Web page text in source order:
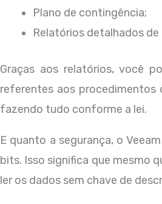
Plano de contingência;
Relatórios detalhados
Graças aos relatórios, você
referentes aos procedimentos
fazendo tudo conforme a lei.
E quanto a segurança, o
bits. Isso significa que mesmo
ler os dados sem chave de